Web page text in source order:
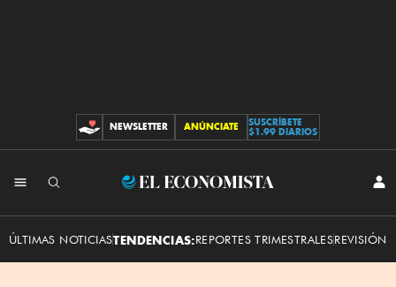
CONTRIBUCIONES
NEWSLETTER ANÚNCIATE
SUSCRÍBETE
$1.99 DIARIOS
El
ÚLTIMAS NOTICIASTENDENCIAS:REPORTES TRIMESTRALESREVISIÓN